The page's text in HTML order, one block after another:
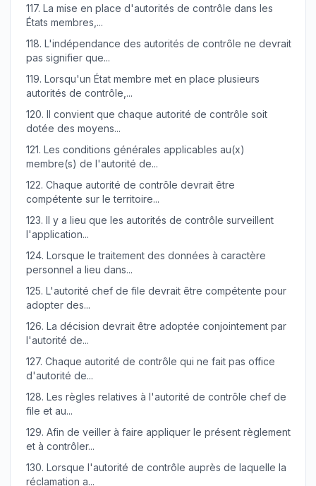
117. La mise en place d'autorités de contrôle dans les
États membres,...
118. L'indépendance des autorités de contrôle ne devrait
pas signifier que...
119. Lorsqu'un État membre met en place plusieurs
autorités de contrôle,...
120. Il convient que chaque autorité de contrôle soit
dotée des moyens...
121. Les conditions générales applicables au(x)
membre(s) de l'autorité de...
122. Chaque autorité de contrôle devrait être
compétente sur le territoire...
123. Il y a lieu que les autorités de contrôle surveillent
l'application...
124. Lorsque le traitement des données à caractère
personnel a lieu dans...
125. L'autorité chef de file devrait être compétente pour
adopter des...
126. La décision devrait être adoptée conjointement par
l'autorité de...
127. Chaque autorité de contrôle qui ne fait pas office
d'autorité de...
128. Les règles relatives à l'autorité de contrôle chef de
file et au...
129. Afin de veiller à faire appliquer le présent règlement
et à contrôler...
130. Lorsque l'autorité de contrôle auprès de laquelle la
réclamation a...